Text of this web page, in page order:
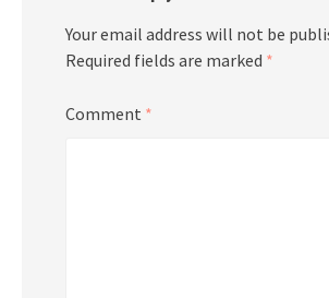
Your email address will not be
Required fields are marked *
Comment *